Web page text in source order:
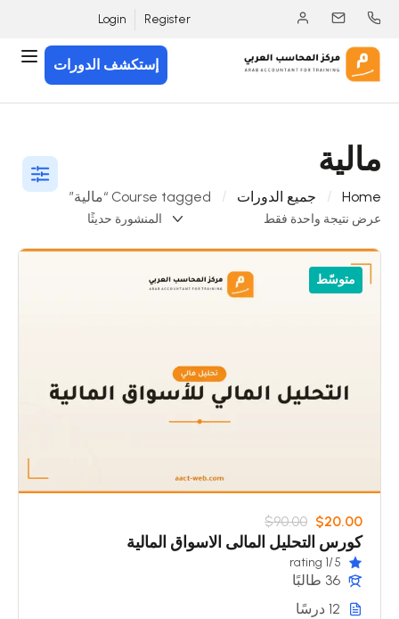
Register
Login
إستكشف الدورات
مالية
Home جميع الدورات Course tagged “مالية”
عرض نتيجة واحدة فقط
متوسّط
$90.00 $20.00
كورس التحليل المالى الاسواق المالية
5
/1 rating
36 طالبًا
12 درسًا